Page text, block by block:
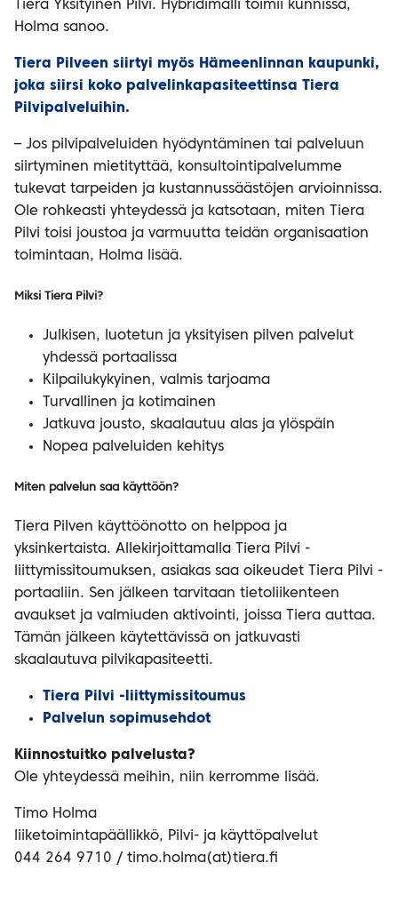
Tiera Yksityinen Pilvi. Hybridimalli toimii kunnissa,
Holma sanoo.
Tiera Pilveen siirtyi myös Hämeenlinnan kaupunki,
joka siirsi koko palvelinkapasiteettinsa Tiera
Pilvipalveluihin.
– Jos pilvipalveluiden hyödyntäminen tai palveluun
siirtyminen mietityttää, konsultointipalvelumme
tukevat tarpeiden ja kustannussäästöjen arvioinnissa.
Ole rohkeasti yhteydessä ja katsotaan, miten Tiera
Pilvi toisi joustoa ja varmuutta teidän organisaation
toimintaan, Holma lisää.
Miksi Tiera Pilvi?
Julkisen, luotetun ja yksityisen pilven palvelut
yhdessä portaalissa
Kilpailukykyinen, valmis tarjoama
Turvallinen ja kotimainen
Jatkuva jousto, skaalautuu alas ja ylöspäin
Nopea palveluiden kehitys
Miten palvelun saa käyttöön?
Tiera Pilven käyttöönotto on helppoa ja
yksinkertaista. Allekirjoittamalla Tiera Pilvi -
liittymissitoumuksen, asiakas saa oikeudet Tiera Pilvi -
portaaliin. Sen jälkeen tarvitaan tietoliikenteen
avaukset ja valmiuden aktivointi, joissa Tiera auttaa.
Tämän jälkeen käytettävissä on jatkuvasti
skaalautuva pilvikapasiteetti.
Tiera Pilvi -liittymissitoumus
Palvelun sopimusehdot
Kiinnostuitko palvelusta?
Ole yhteydessä meihin, niin kerromme lisää.
Timo Holma
liiketoimintapäällikkö, Pilvi- ja käyttöpalvelut
044 264 9710 / timo.holma(at)tiera.fi